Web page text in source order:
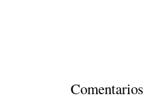
Comentarios